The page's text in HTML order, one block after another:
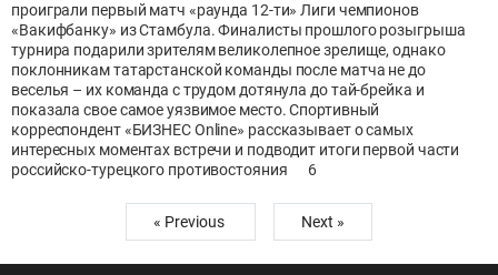
проиграли первый матч «раунда 12-ти» Лиги чемпионов
«Вакифбанку» из Стамбула. Финалисты прошлого розыгрыша
турнира подарили зрителям великолепное зрелище, однако
поклонникам татарстанской команды после матча не до
веселья – их команда с трудом дотянула до тай-брейка и
показала свое самое уязвимое место. Спортивный
корреспондент «БИЗНЕС Online» рассказывает о самых
интересных моментах встречи и подводит итоги первой части
российско-турецкого противостояния
6
« Previous Next »